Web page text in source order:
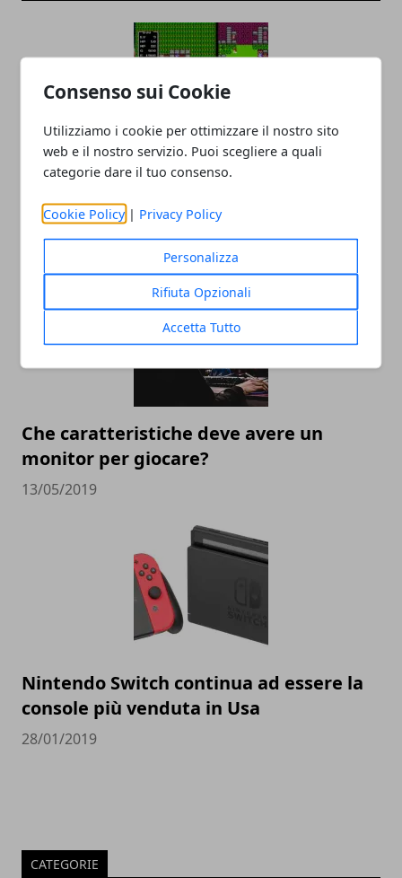
Consenso sui Cookie
Utilizziamo i cookie per ottimizzare il nostro sito
web e il nostro servizio. Puoi scegliere a quali
categorie dare il tuo consenso.
Cookie Policy | Privacy Policy
Personalizza
Rifiuta Opzionali
Accetta Tutto
Nintendo Switch: la nuova macchina da
retrogames?
18/09/2019
Che caratteristiche deve avere un
monitor per giocare?
13/05/2019
Nintendo Switch continua ad essere la
console più venduta in Usa
28/01/2019
CATEGORIE